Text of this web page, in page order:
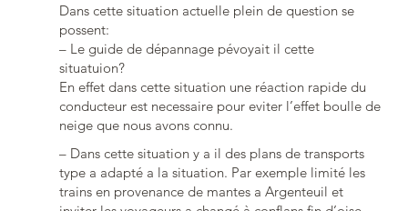
Dans cette situation actuelle plein de question se
possent:
– Le guide de dépannage pévoyait il cette
situatuion?
En effet dans cette situation une réaction rapide du
conducteur est necessaire pour eviter l’effet boulle de
neige que nous avons connu.
– Dans cette situation y a il des plans de transports
type a adapté a la situation. Par exemple limité les
trains en provenance de mantes a Argenteuil et